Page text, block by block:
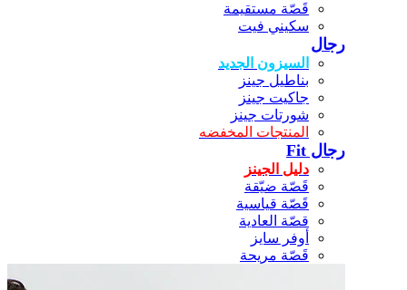
قَصّة مستقيمة
سكيني فيت
رجال
السيزون الجديد
بناطيل جينز
جاكيت جينز
شورتات جينز
المنتجات المخفضه
رجال Fit
دليل الجينز
قَصّة ضيّقة
قَصّة قياسية
قصّة العادية
أوفر سايز
قَصّة مريحة